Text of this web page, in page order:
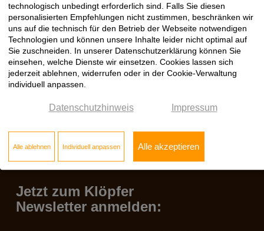
das Programm. Unser Resümee: Eine abwechslungsreiche,
interessante Veranstaltung, die viel Wissenswertes rund um das
Thema Innenausbau zu bieten hatte.
Entdecken Sie ter Hürne Vinylböden, HolzMeister Türen und
weitere Produkt-Highlights – im neuenKlöpfer OnlineShop
Jetzt zum Klöpfer
Newsletter anmelden:
technologisch unbedingt erforderlich sind. Falls Sie diesen
personalisierten Empfehlungen nicht zustimmen, beschränken wir
uns auf die technisch für den Betrieb der Webseite notwendigen
Technologien und können unsere Inhalte leider nicht optimal auf
Sie zuschneiden. In unserer Datenschutzerklärung können Sie
einsehen, welche Dienste wir einsetzen. Cookies lassen sich
jederzeit ablehnen, widerrufen oder in der Cookie-Verwaltung
individuell anpassen.
Datenschutzhinweis Impressum
Alle ablehnen Individuell anpassen Alle akzeptieren